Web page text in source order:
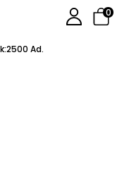
0
Ad.